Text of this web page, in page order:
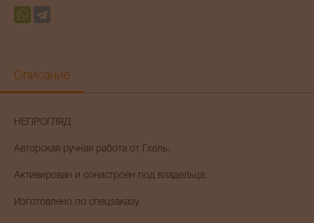
Описание
НЕПРОГЛЯД
Авторская ручная работа от Гхель.
Активирован и сонастроен под владельца.
Изготовлено по спецзаказу.